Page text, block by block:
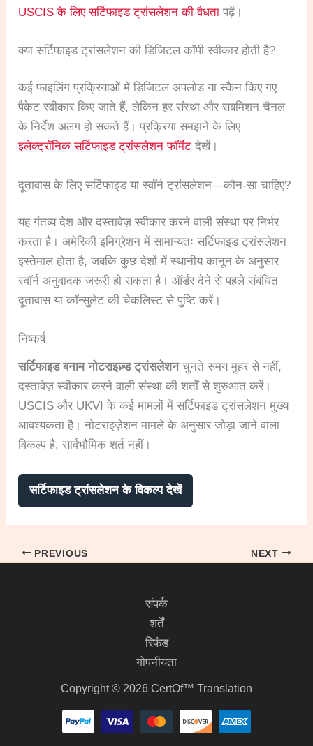
USCIS के लिए सर्टिफाइड ट्रांसलेशन की वैधता पढ़ें।
क्या सर्टिफाइड ट्रांसलेशन की डिजिटल कॉपी स्वीकार होती है?
कई फाइलिंग प्रक्रियाओं में डिजिटल अपलोड या स्कैन किए गए
पैकेट स्वीकार किए जाते हैं, लेकिन हर संस्था और सबमिशन चैनल
के निर्देश अलग हो सकते हैं। प्रक्रिया समझने के लिए
इलेक्ट्रॉनिक सर्टिफाइड ट्रांसलेशन फॉर्मैट देखें।
दूतावास के लिए सर्टिफाइड या स्वॉर्न ट्रांसलेशन—कौन-सा चाहिए?
यह गंतव्य देश और दस्तावेज़ स्वीकार करने वाली संस्था पर निर्भर
करता है। अमेरिकी इमिग्रेशन में सामान्यतः सर्टिफाइड ट्रांसलेशन
इस्तेमाल होता है, जबकि कुछ देशों में स्थानीय कानून के अनुसार
स्वॉर्न अनुवादक जरूरी हो सकता है। ऑर्डर देने से पहले संबंधित
दूतावास या कॉन्सुलेट की चेकलिस्ट से पुष्टि करें।
निष्कर्ष
सर्टिफाइड बनाम नोटराइज़्ड ट्रांसलेशनचुनते समय मुहर से नहीं,
दस्तावेज़ स्वीकार करने वाली संस्था की शर्तों से शुरुआत करें।
USCIS और UKVI के कई मामलों में सर्टिफाइड ट्रांसलेशन मुख्य
आवश्यकता है। नोटराइज़ेशन मामले के अनुसार जोड़ा जाने वाला
विकल्प है, सार्वभौमिक शर्त नहीं।
सर्टिफाइड ट्रांसलेशन के विकल्प देखें
PREVIOUS NEXT
संपर्क
शर्तें
रिफंड
गोपनीयता
Copyright © 2026 CertOf™ Translation